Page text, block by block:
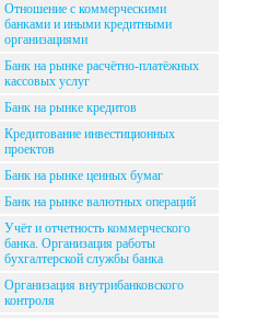
Отношение с коммерческими
банками и иными кредитными
организациями
Банк на рынке расчётно-платёжных
кассовых услуг
Банк на рынке кредитов
Кредитование инвестиционных
проектов
Банк на рынке ценных бумаг
Банк на рынке валютных операций
Учёт и отчетность коммерческого
банка. Организация работы
бухгалтерской службы банка
Организация внутрибанковского
контроля